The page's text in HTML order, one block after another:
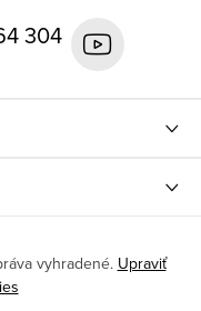
304
vyhradené. Upraviť